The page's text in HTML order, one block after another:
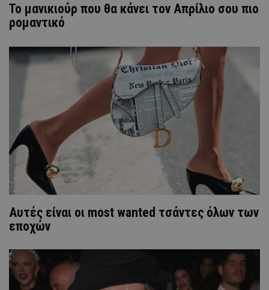
Το μανικιούρ που θα κάνει τον Απρίλιο σου πιο
ρομαντικό
Αυτές είναι οι most wanted τσάντες όλων των
εποχών